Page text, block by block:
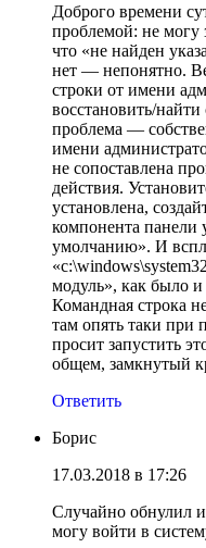
Доброго времени
проблемой: не могу
что «не найден
нет — непонятно.
строки от имени
восстановить/
проблема —
имени
не сопоставлена
действия.
установлена,
компонента панели
умолчанию». И
модуль», как было
Командная строка
там опять таки при
просит запустить
общем, замкнутый
Ответить
Борис
17.03.2018 в 17:26
Случайно обнулил
могу войти в